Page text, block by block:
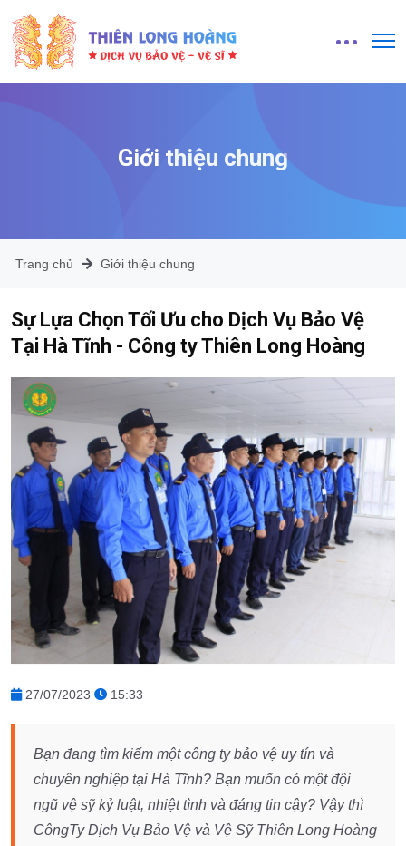
Giới thiệu chung
Trang chủ Giới thiệu chung
Sự Lựa Chọn Tối Ưu cho Dịch Vụ Bảo Vệ
Tại Hà Tĩnh - Công ty Thiên Long Hoàng
27/07/2023 15:33
Bạn đang tìm kiếm một công ty bảo vệ uy tín và
chuyên nghiệp tại Hà Tĩnh? Bạn muốn có một đội
ngũ vệ sỹ kỷ luật, nhiệt tình và đáng tin cậy? Vậy thì
CôngTy Dịch Vụ Bảo Vệ và Vệ Sỹ Thiên Long Hoàng